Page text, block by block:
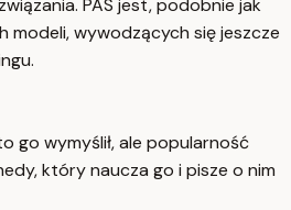
PAS jest, podobnie jak
modeli, wywodzących się jeszcze
go wymyślił, ale popularność
który naucza go i pisze o nim